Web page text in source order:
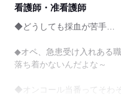
看護師・准看護師
◆どうしても採血が苦手…
◆オペ、急患受け入れある
落ち着かないんだよな～
◆オンコール当番ってそわ